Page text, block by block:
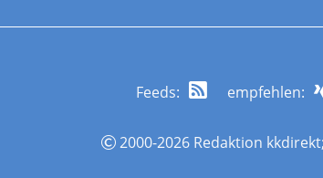
Feeds: empfehlen:
2000-2026 Redaktion